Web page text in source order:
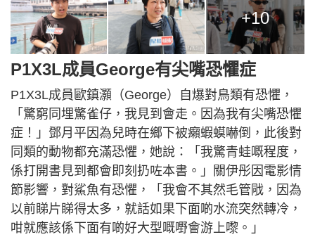
+10
P1X3L成員George有尖嘴恐懼症
P1X3L成員歐鎮灝（George）自爆對鳥類有恐懼，
「驚窮同埋驚雀仔，我見到會走。因為我有尖嘴恐懼
症！」鄧月平因為兒時在鄉下被癩蝦蟆嚇倒，此後對
同類的動物都充滿恐懼，她說：「我驚青蛙嘅程度，
係打開書見到都會即刻扔咗本書。」關伊彤因電影情
節影響，對鯊魚有恐懼，「我會不其然毛管戙，因為
以前睇片睇得太多，就話如果下面啲水流突然轉冷，
咁就應該係下面有啲好大型嘅嘢會游上嚟。」